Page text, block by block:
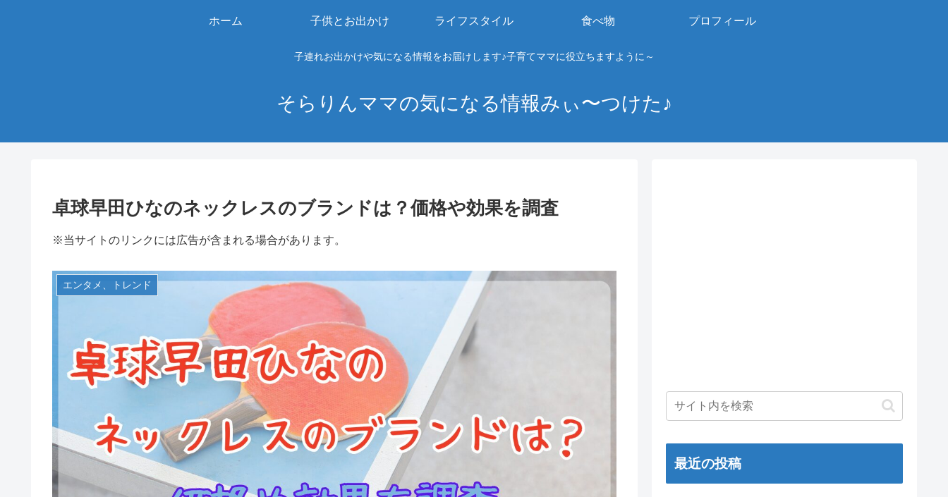
子連れお出かけや気になる情報をお届けします♪子育てママに役立ちますように～
そらりんママの気になる情報みぃ〜つけた♪
ホーム 子供とお出かけ ライフスタイル 食べ物 プロフィール
卓球早田ひなのネックレスのブランドは？価格や効果を調査
※当サイトのリンクには広告が含まれる場合があります。
エンタメ、トレンド
最近の投稿